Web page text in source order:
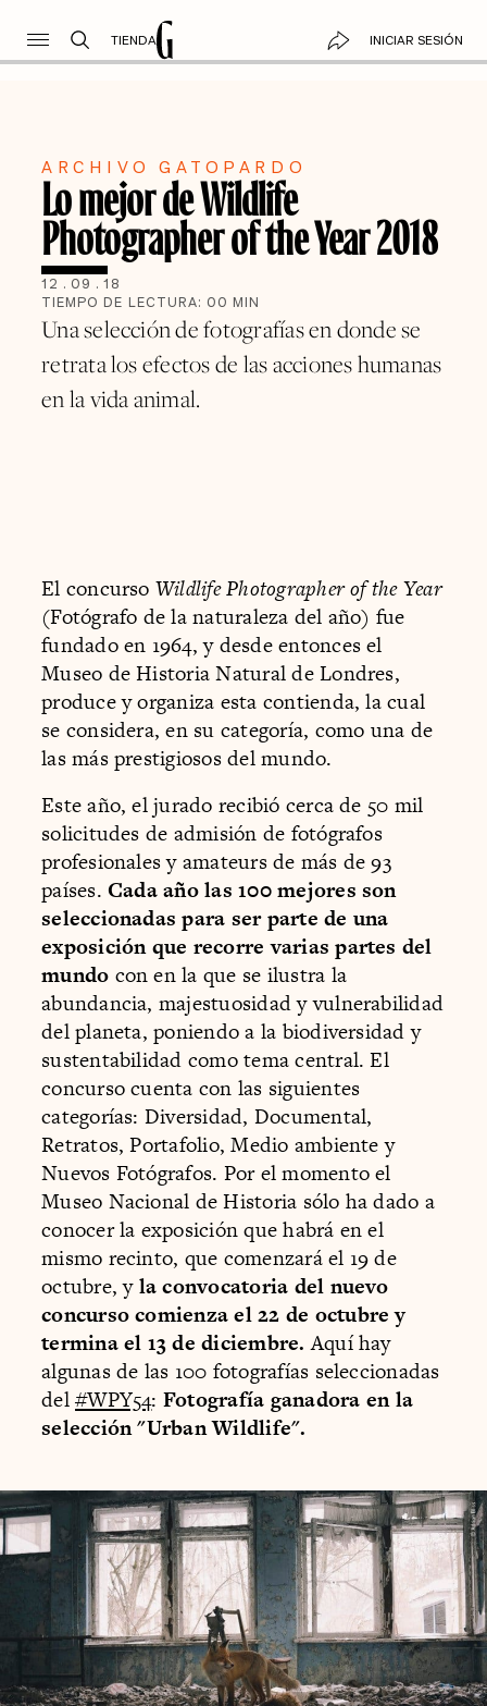
TIENDA INICIAR SESIÓN
ARCHIVO GATOPARDO
Lo mejor de Wildlife
Photographer of the Year 2018
12 . 09 . 18
TIEMPO DE LECTURA: 00 MIN
Una selección de fotografías en donde se
retrata los efectos de las acciones humanas
en la vida animal.
El concurso Wildlife Photographer of the Year
(Fotógrafo de la naturaleza del año) fue
fundado en 1964, y desde entonces el
Museo de Historia Natural de Londres,
produce y organiza esta contienda, la cual
se considera, en su categoría, como una de
las más prestigiosos del mundo.
Este año, el jurado recibió cerca de 50 mil
solicitudes de admisión de fotógrafos
profesionales y amateurs de más de 93
países. Cada año las 100 mejores son
seleccionadas para ser parte de una
exposición que recorre varias partes del
mundo con en la que se ilustra la
abundancia, majestuosidad y vulnerabilidad
del planeta, poniendo a la biodiversidad y
sustentabilidad como tema central. El
concurso cuenta con las siguientes
categorías: Diversidad, Documental,
Retratos, Portafolio, Medio ambiente y
Nuevos Fotógrafos. Por el momento el
Museo Nacional de Historia sólo ha dado a
conocer la exposición que habrá en el
mismo recinto, que comenzará el 19 de
octubre, yla convocatoria del nuevo
concurso comienza el 22 de octubre y
termina el 13 de diciembre. Aquí hay
algunas de las 100 fotografías seleccionadas
del#WPY54: Fotografía ganadora en la
selección "Urban Wildlife".